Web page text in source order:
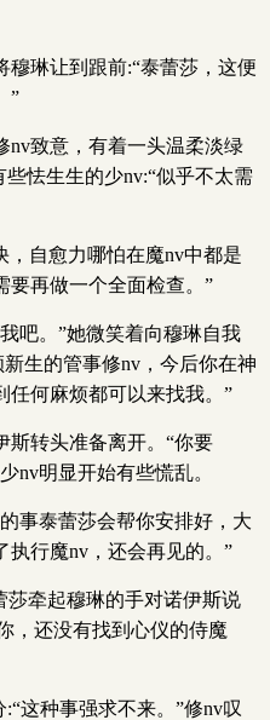
穆琳让到跟前:“泰蕾莎，这便
”
nv致意，有着一头温柔淡绿
怯生生的少nv:“似乎不太需
，自愈力哪怕在魔nv中都是
要再做一个全面检查。”
吧。”她微笑着向穆琳自我
生的管事修nv，今后你在神
任何麻烦都可以来找我。”
斯转头准备离开。“你要
nv明显开始有些慌乱。
事泰蕾莎会帮你安排好，大
执行魔nv，还会再见的。”
莎牵起穆琳的手对诺伊斯说
，还没有找到心仪的侍魔
这种事强求不来。”修nv叹